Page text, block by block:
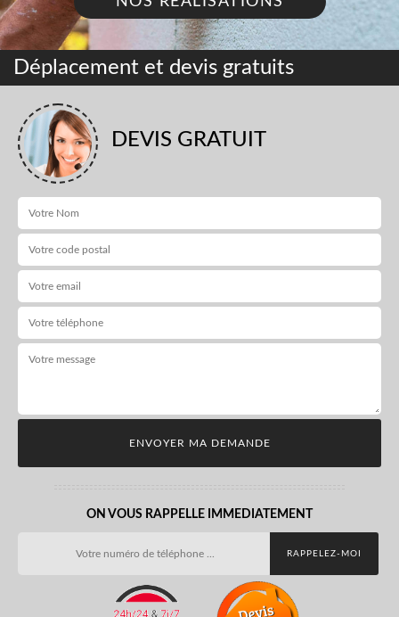
Déplacement et devis gratuits
DEVIS GRATUIT
ON VOUS RAPPELLE IMMEDIATEMENT